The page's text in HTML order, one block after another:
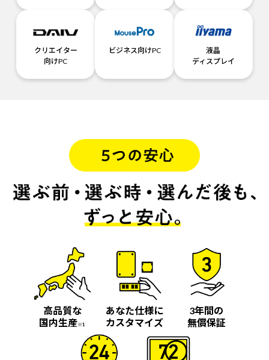
クリエイター
向けPC
ビジネス向けPC
液晶
ディスプレイ
高品質な
国内生産※1
あなた仕様に
カスタマイズ
3年間の
無償保証